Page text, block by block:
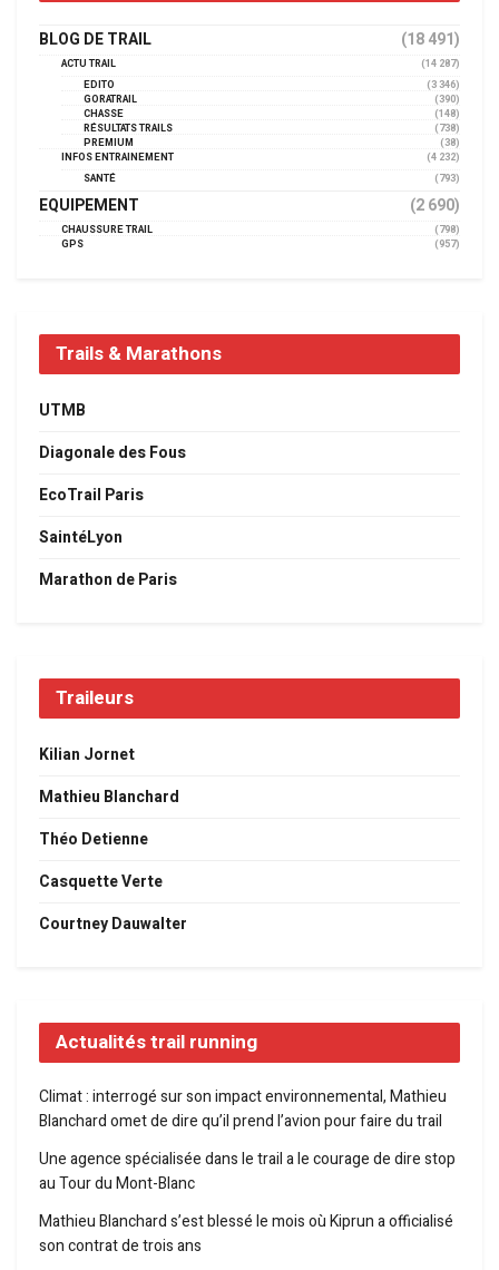
BLOG DE TRAIL (18 491)
ACTU TRAIL
(14 287)
EDITO
(3 346)
GORATRAIL
(390)
CHASSE
(148)
RÉSULTATS TRAILS
(738)
PREMIUM
(38)
INFOS ENTRAINEMENT
(4 232)
SANTÉ
(793)
EQUIPEMENT (2 690)
CHAUSSURE TRAIL
(798)
GPS
(957)
Trails & Marathons
UTMB
Diagonale des Fous
EcoTrail Paris
SaintéLyon
Marathon de Paris
Traileurs
Kilian Jornet
Mathieu Blanchard
Théo Detienne
Casquette Verte
Courtney Dauwalter
Actualités trail running
Climat : interrogé sur son impact environnemental, Mathieu
Blanchard omet de dire qu’il prend l’avion pour faire du trail
Une agence spécialisée dans le trail a le courage de dire stop
au Tour du Mont-Blanc
Mathieu Blanchard s’est blessé le mois où Kiprun a officialisé
son contrat de trois ans